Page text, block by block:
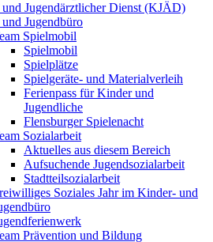
Jugendärztlicher Dienst (KJÄD)
Jugendbüro
Spielmobil
Spielmobil
Spielplätze
Spielgeräte- und Materialverleih
Ferienpass für Kinder und
Jugendliche
Flensburger Spielenacht
Sozialarbeit
Aktuelles aus diesem Bereich
Aufsuchende Jugendsozialarbeit
Stadtteilsozialarbeit
Soziales Jahr im Kinder- und
Prävention und Bildung